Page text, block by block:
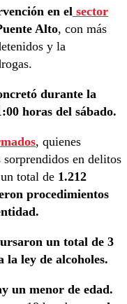
en el sector
Alto, con más
y la
durante la
horas del sábado.
, quienes
sorprendidos en delitos
total de 1.212
procedimientos
un total de 3
la ley de alcoholes.
un menor de edad.